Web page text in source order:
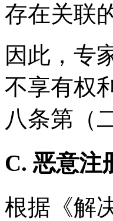
存在关联
因此，专
不享有权
八条第（
C. 恶意注
根据《解